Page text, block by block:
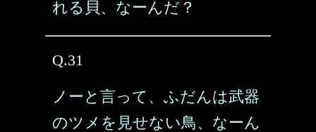
れる貝、なーんだ？
Q.31
ノーと言って、ふだんは武器
のツメを見せない鳥、なーん